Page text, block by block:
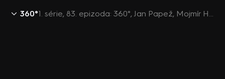
360° 1. série, 83. epizoda: 360°, Jan Papež, Mojmír Hampl, Josef Středula - 27.4. v 20:14